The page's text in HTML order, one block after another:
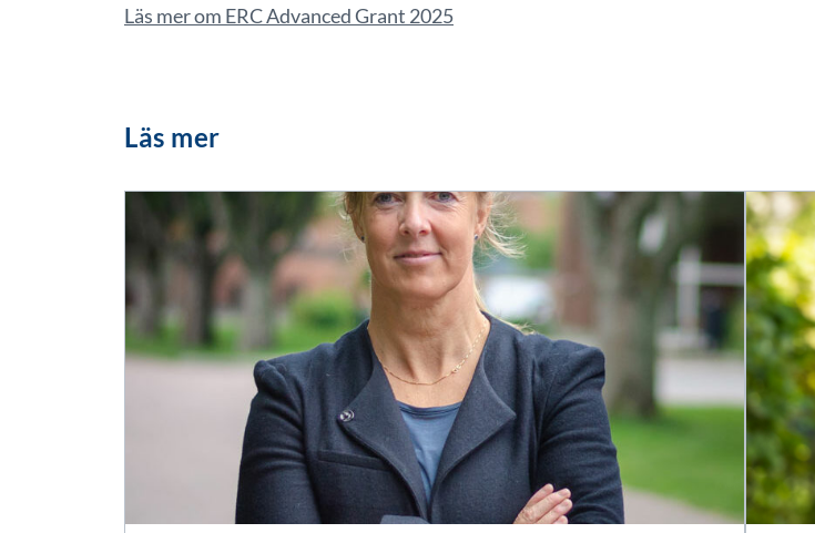
Läs mer om ERC Advanced Grant 2025
Läs mer